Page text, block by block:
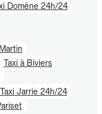
Domène 24h/24
Taxi à Biviers
Taxi Jarrie 24h/24